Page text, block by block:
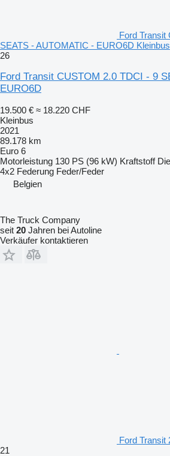
Ford Transit
SEATS - AUTOMATIC - EURO6D Kleinbus
26
Ford Transit CUSTOM 2.0 TDCI - 9
EURO6D
19.500 € ≈ 18.220 CHF
Kleinbus
2021
89.178 km
Euro 6
Motorleistung 130 PS (96 kW) Kraftstoff
4x2 Federung Feder/Feder
Belgien
The Truck Company
seit 20 Jahren bei Autoline
Verkäufer kontaktieren
Ford Transit
21